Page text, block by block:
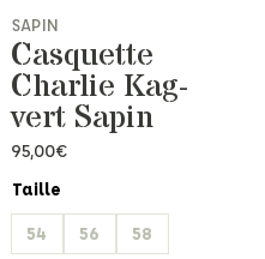
SAPIN
Casquette
Charlie Kag-
vert Sapin
95,00€
Taille
54
56 58